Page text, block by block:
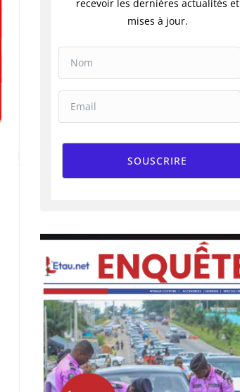
recevoir les dernières actualités et
mises à jour.
SOUSCRIRE